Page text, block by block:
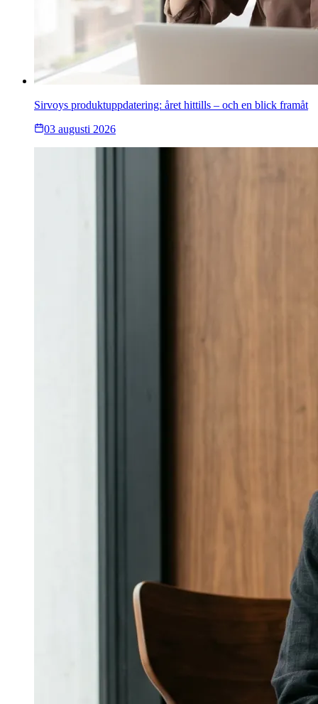
Sirvoys produktuppdatering: året hittills – och en blick framåt
03 augusti 2026